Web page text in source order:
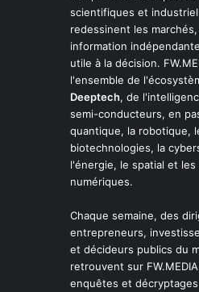
scientifiques et
redessinent les
information
utile à la décision.
l'ensemble de
Deeptech, de
semi-conducteurs, en
quantique, la robotique,
biotechnologies, la
l'énergie, le spatial et
numériques.
Chaque semaine, des
entrepreneurs,
et décideurs publics du
retrouvent sur
enquêtes et